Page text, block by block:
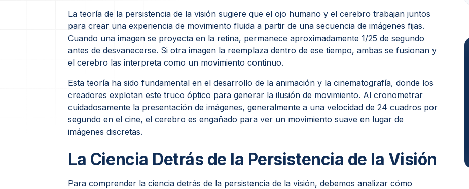
La teoría de la persistencia de la visión sugiere que el ojo humano y el cerebro trabajan juntos
para crear una experiencia de movimiento fluida a partir de una secuencia de imágenes fijas.
Cuando una imagen se proyecta en la retina, permanece aproximadamente 1/25 de segundo
antes de desvanecerse. Si otra imagen la reemplaza dentro de ese tiempo, ambas se fusionan y
el cerebro las interpreta como un movimiento continuo.
Esta teoría ha sido fundamental en el desarrollo de la animación y la cinematografía, donde los
creadores explotan este truco óptico para generar la ilusión de movimiento. Al cronometrar
cuidadosamente la presentación de imágenes, generalmente a una velocidad de 24 cuadros por
segundo en el cine, el cerebro es engañado para ver un movimiento suave en lugar de
imágenes discretas.
La Ciencia Detrás de la Persistencia de la Visión
Para comprender la ciencia detrás de la persistencia de la visión, debemos analizar cómo